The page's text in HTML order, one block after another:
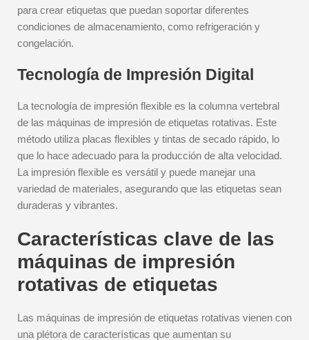
para crear etiquetas que puedan soportar diferentes
condiciones de almacenamiento, como refrigeración y
congelación.
Tecnología de Impresión Digital
La tecnología de impresión flexible es la columna vertebral
de las máquinas de impresión de etiquetas rotativas. Este
método utiliza placas flexibles y tintas de secado rápido, lo
que lo hace adecuado para la producción de alta velocidad.
La impresión flexible es versátil y puede manejar una
variedad de materiales, asegurando que las etiquetas sean
duraderas y vibrantes.
Características clave de las
máquinas de impresión
rotativas de etiquetas
Las máquinas de impresión de etiquetas rotativas vienen con
una plétora de características que aumentan su